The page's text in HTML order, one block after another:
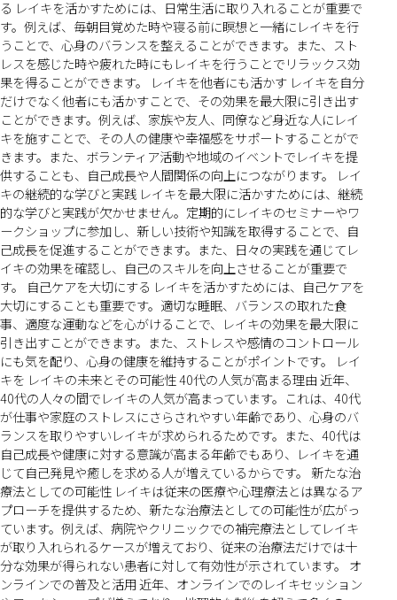
る レイキを活かすためには、日常生活に取り入れることが重要で
す。例えば、毎朝目覚めた時や寝る前に瞑想と一緒にレイキを行
うことで、心身のバランスを整えることができます。また、スト
レスを感じた時や疲れた時にもレイキを行うことでリラックス効
果を得ることができます。 レイキを他者にも活かす レイキを自分
だけでなく他者にも活かすことで、その効果を最大限に引き出す
ことができます。例えば、家族や友人、同僚など身近な人にレイ
キを施すことで、その人の健康や幸福感をサポートすることがで
きます。また、ボランティア活動や地域のイベントでレイキを提
供することも、自己成長や人間関係の向上につながります。 レイ
キの継続的な学びと実践 レイキを最大限に活かすためには、継続
的な学びと実践が欠かせません。定期的にレイキのセミナーやワ
ークショップに参加し、新しい技術や知識を取得することで、自
己成長を促進することができます。また、日々の実践を通じてレ
イキの効果を確認し、自己のスキルを向上させることが重要で
す。 自己ケアを大切にする レイキを活かすためには、自己ケアを
大切にすることも重要です。適切な睡眠、バランスの取れた食
事、適度な運動などを心がけることで、レイキの効果を最大限に
引き出すことができます。また、ストレスや感情のコントロール
にも気を配り、心身の健康を維持することがポイントです。 レイ
キを レイキの未来とその可能性 40代の人気が高まる理由 近年、
40代の人々の間でレイキの人気が高まっています。これは、40代
が仕事や家庭のストレスにさらされやすい年齢であり、心身のバ
ランスを取りやすいレイキが求められるためです。また、40代は
自己成長や健康に対する意識が高まる年齢でもあり、レイキを通
じて自己発見や癒しを求める人が増えているからです。 新たな治
療法としての可能性 レイキは従来の医療や心理療法とは異なるア
プローチを提供するため、新たな治療法としての可能性が広がっ
ています。例えば、病院やクリニックでの補完療法としてレイキ
が取り入れられるケースが増えており、従来の治療法だけでは十
分な効果が得られない患者に対して有効性が示されています。 オ
ンラインでの普及と活用 近年、オンラインでのレイキセッション